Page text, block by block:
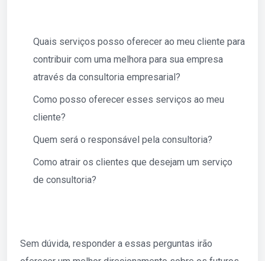
Quais serviços posso oferecer ao meu cliente para
contribuir com uma melhora para sua empresa
através da consultoria empresarial?
Como posso oferecer esses serviços ao meu
cliente?
Quem será o responsável pela consultoria?
Como atrair os clientes que desejam um serviço
de consultoria?
Sem dúvida, responder a essas perguntas irão